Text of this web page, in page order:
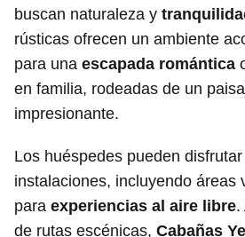
buscan naturaleza y
rústicas ofrecen un ambiente
para una escapada romántica
en familia, rodeadas de un
impresionante.
Los huéspedes pueden
instalaciones, incluyendo áreas
para experiencias al aire libre.
de rutas escénicas, Cabañas